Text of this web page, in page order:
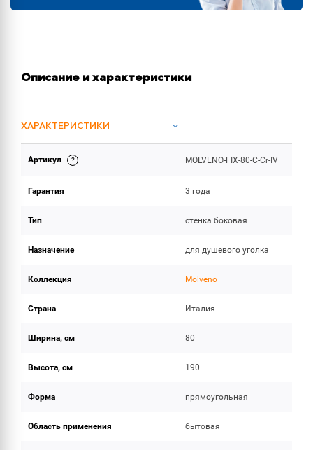
Описание и характеристики
ХАРАКТЕРИСТИКИ
ОБЪЕМ ПОСТАВКИ
Артикул MOLVENO-FIX-80-C-Cr-IV
Гарантия 3 года
Тип стенка боковая
Назначение для душевого уголка
Коллекция Molveno
Страна Италия
Ширина, см 80
Высота, см 190
Форма прямоугольная
Область применения бытовая